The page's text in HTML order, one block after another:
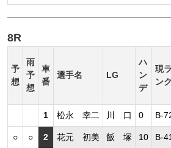
8R
予
想
雨
予
想
車
番
選手名 LG
ハ
ン
デ
現ラ
ンク
1 松永 幸二 川 口 0 B-
○ ○ 2 花元 初美 飯 塚 10 B-41